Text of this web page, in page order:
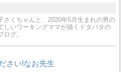
さくちゃんと、2020年5月生まれの男の
しいワーキングママが描くドタバタの
ログ。
さい!なお先生